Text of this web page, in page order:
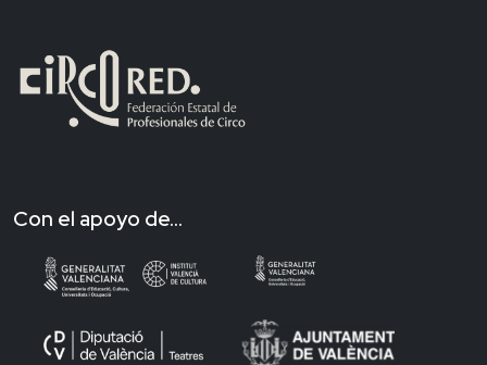
Con el apoyo de...